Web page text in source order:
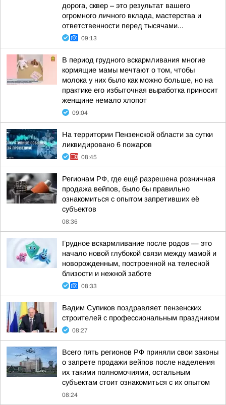
дорога, сквер – это результат вашего
огромного личного вклада, мастерства и
ответственности перед тысячами...
09:13
В период грудного вскармливания многие
кормящие мамы мечтают о том, чтобы
молока у них было как можно больше, но на
практике его избыточная выработка приносит
женщине немало хлопот
09:04
На территории Пензенской области за сутки
ликвидировано 6 пожаров
08:45
Регионам РФ, где ещё разрешена розничная
продажа вейпов, было бы правильно
ознакомиться с опытом запретивших её
субъектов
08:36
Грудное вскармливание после родов — это
начало новой глубокой связи между мамой и
новорожденным, построенной на телесной
близости и нежной заботе
08:33
Вадим Супиков поздравляет пензенских
строителей с профессиональным праздником
08:27
Всего пять регионов РФ приняли свои законы
о запрете продажи вейпов после наделения
их такими полномочиями, остальным
субъектам стоит ознакомиться с их опытом
08:24